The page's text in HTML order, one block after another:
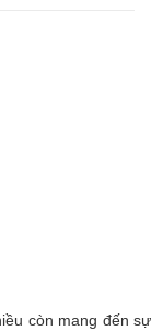
còn mang đến sự